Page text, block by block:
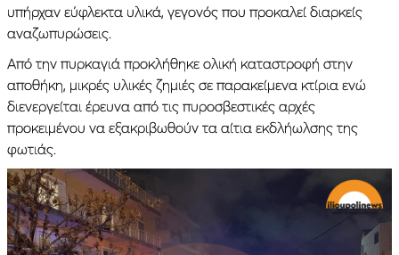
υπήρχαν εύφλεκτα υλικά, γεγονός που προκαλεί διαρκείς
αναζωπυρώσεις.
Από την πυρκαγιά προκλήθηκε ολική καταστροφή στην
αποθήκη, μικρές υλικές ζημιές σε παρακείμενα κτίρια ενώ
διενεργείται έρευνα από τις πυροσβεστικές αρχές
προκειμένου να εξακριβωθούν τα αίτια εκδλήωλσης της
φωτιάς.